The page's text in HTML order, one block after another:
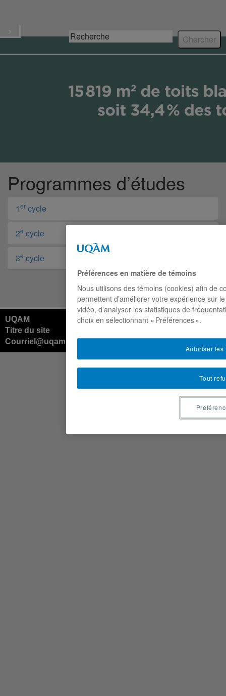
Programmes d’études
1er cycle
2e cycle
3e cycle
UQAM
Titre du site
Courriel@uqam.ca
Préférences en matière de témoins
Nous utilisons des témoins (cookies) afin de
permettent d’améliorer votre expérience sur
vidéo, d’analyser les statistiques de
choix en sélectionnant « Préférences ».
Tout
Autoriser les